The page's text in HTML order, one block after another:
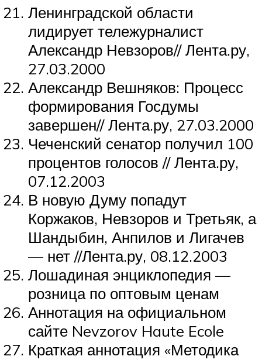
Ленинградской области
лидирует тележурналист
Александр Невзоров// Лента.ру,
27.03.2000
Александр Вешняков: Процесс
формирования Госдумы
завершен// Лента.ру, 27.03.2000
Чеченский сенатор получил 100
процентов голосов // Лента.ру,
07.12.2003
В новую Думу попадут
Коржаков, Невзоров и Третьяк, а
Шандыбин, Анпилов и Лигачев
— нет //Лента.ру, 08.12.2003
Лошадиная энциклопедия —
розница по оптовым ценам
Аннотация на официальном
сайте Nevzorov Haute Ecole
Краткая аннотация «Методика